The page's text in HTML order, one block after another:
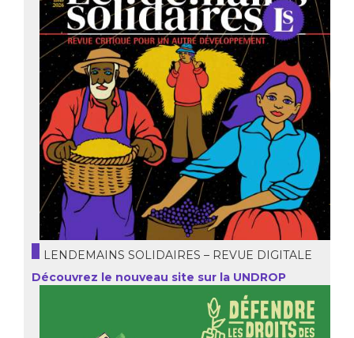
LENDEMAINS SOLIDAIRES – REVUE DIGITALE
Découvrez le nouveau site sur la UNDROP